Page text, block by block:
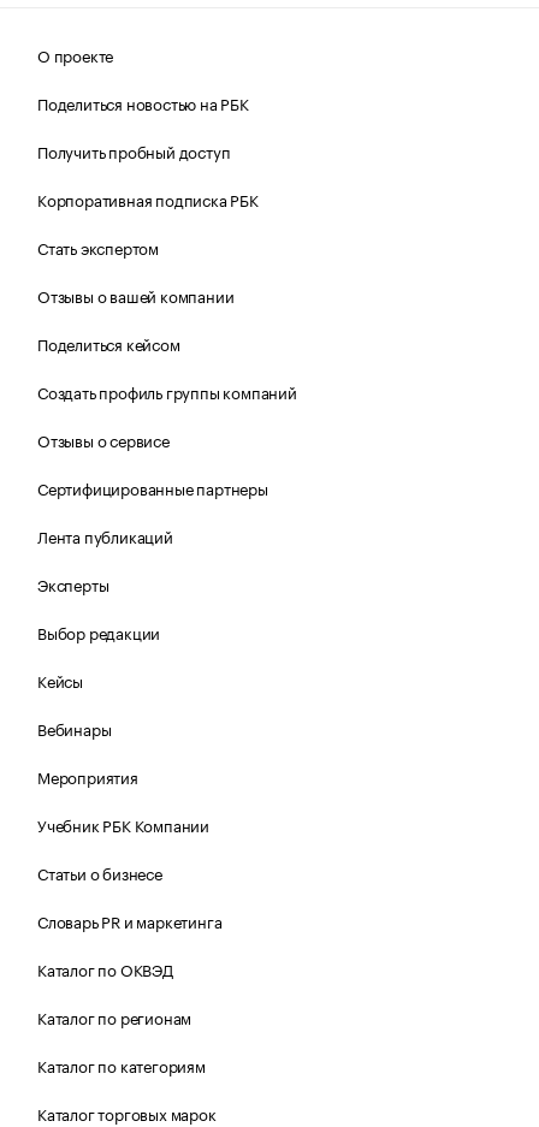
О проекте
Поделиться новостью на РБК
Получить пробный доступ
Корпоративная подписка РБК
Стать экспертом
Отзывы о вашей компании
Поделиться кейсом
Создать профиль группы компаний
Отзывы о сервисе
Сертифицированные партнеры
Лента публикаций
Эксперты
Выбор редакции
Кейсы
Вебинары
Мероприятия
Учебник РБК Компании
Статьи о бизнесе
Словарь PR и маркетинга
Каталог по ОКВЭД
Каталог по регионам
Каталог по категориям
Каталог торговых марок